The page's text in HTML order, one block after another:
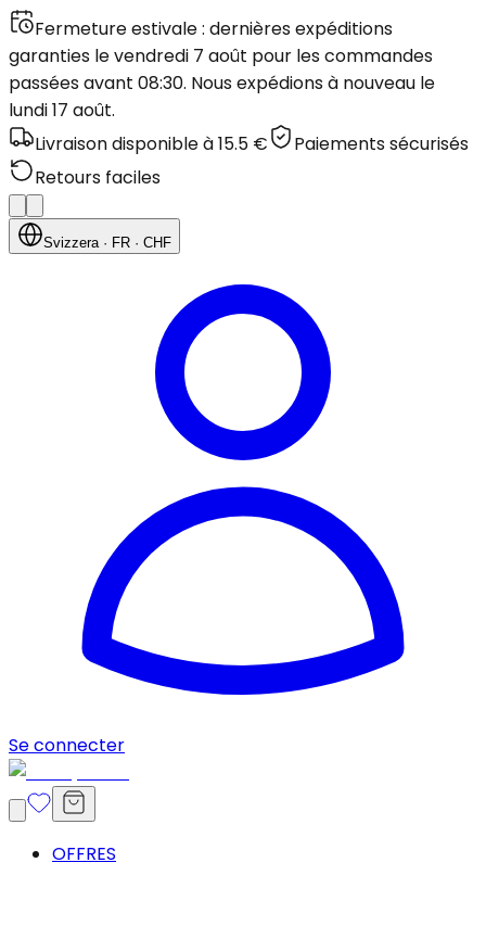
Fermeture estivale : dernières expéditions
garanties le vendredi 7 août pour les commandes
passées avant 08:30. Nous expédions à nouveau le
lundi 17 août.
Livraison disponible à 15.5 €
Paiements sécurisés
Retours faciles
Svizzera· FR · CHF
Se connecter
OFFRES